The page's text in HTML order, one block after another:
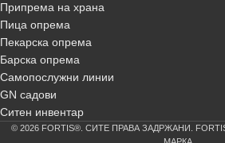
Припрема на храна
Пица опрема
Пекарска опрема
Барска опрема
Самопослужни линии
GN садови
Ситен инвентар
© 2026 FORTIS®. СИТЕ ПРАВА ЗАДРЖАНИ.